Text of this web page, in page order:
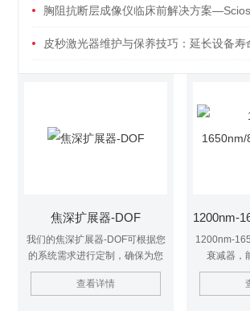
胸阻抗断层成像仪临床前解决方案
Kit 皮秒激光器维护与保养技巧：延长设备寿
焦深扩展器-DOF
我们的焦深扩展器-DOF可根据您
的系统需求进行定制，确保为您
的特定应用提供优良性能。
查看详情
1200nm-
衰减器​，
1650nm/
0～65dB 的